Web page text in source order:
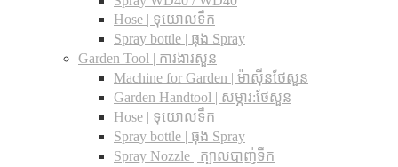
Hose | ទុយោលទឹក
Spray bottle | ធុង Spray
Garden Tool | ការងារសួន
Machine for Garden | ម៉ាស៊ីនថែសួន
Garden Handtool | សម្ភារ:ថែសួន
Hose | ទុយោលទឹក
Spray bottle | ធុង Spray
Spray Nozzle | ក្បាលបាញ់ទឹក